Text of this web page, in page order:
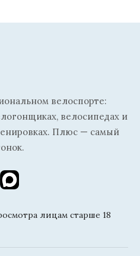
велоспорте:
велосипедах и
Плюс — самый
лицам старше 18